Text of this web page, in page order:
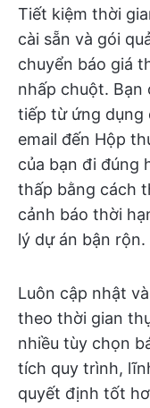
Tiết kiệm thời
cài sẵn và gói
chuyển báo giá
nhấp chuột.
tiếp từ ứng dụng
email đến Hộp
của bạn đi đúng
thấp bằng cách
cảnh báo thời
lý dự án bận rộn.
Luôn cập nhật
theo thời gian
nhiều tùy chọn
tích quy trình,
quyết định tốt